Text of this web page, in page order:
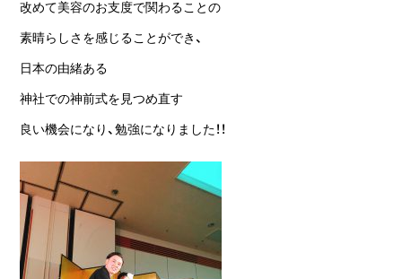
改めて美容のお支度で関わることの
素晴らしさを感じることができ、
日本の由緒ある
神社での神前式を見つめ直す
良い機会になり、勉強になりました！！